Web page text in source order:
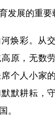
发展的重要
彩。从交
原，无数
个人小家
默耕耘，
。